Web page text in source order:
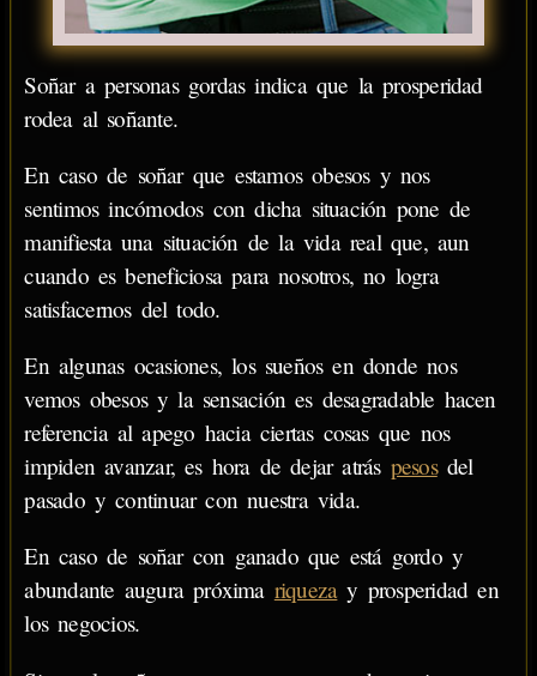
Soñar a personas gordas indica que la prosperidad
rodea al soñante.
En caso de soñar que estamos obesos y nos
sentimos incómodos con dicha situación pone de
manifiesta una situación de la vida real que, aun
cuando es beneficiosa para nosotros, no logra
satisfacernos del todo.
En algunas ocasiones, los sueños en donde nos
vemos obesos y la sensación es desagradable hacen
referencia al apego hacia ciertas cosas que nos
impiden avanzar, es hora de dejar atrás pesosdel
pasado y continuar con nuestra vida.
En caso de soñar con ganado que está gordo y
abundante augura próxima riquezay prosperidad en
los negocios.